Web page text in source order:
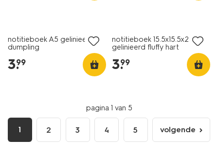
notitieboek A5 gelinieerd
dumpling
3.
99
notitieboek 15.5x15.5x2cm
gelinieerd fluffy hart
3.
99
pagina 1 van 5
1 2 3 4 5
volgende
pagina
volgende